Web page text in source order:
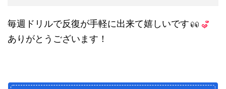
毎週ドリルで反復が手軽に出来て嬉しいです
ありがとうございます！